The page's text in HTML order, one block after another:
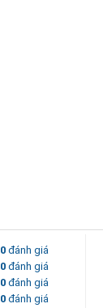
0đánh giá
0đánh giá
0đánh giá
0đánh giá